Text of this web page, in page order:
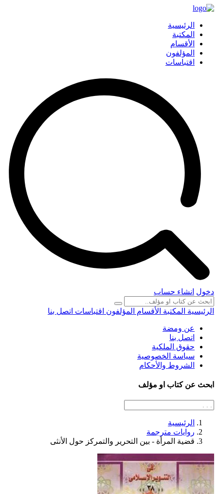
الرئيسية
المكتبة
الأقسام
المؤلفون
اقتباسات
دخول انشاء حساب
الرئيسية المكتبة الأقسام المؤلفون اقتباسات اتصل بنا
عن ومضة
اتصل بنا
حقوق الملكية
سياسة الخصوصية
الشروط والأحكام
ابحث عن كتاب او مؤلف
الرئيسية
روايات مترجمة
قضية المرأة - بين التحرير والتمركز حول الأنثى